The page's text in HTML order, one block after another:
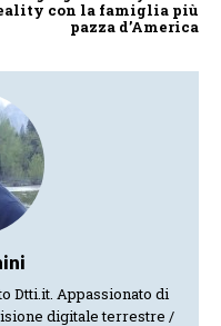
con la famiglia più
pazza d’America
Dtti.it. Appassionato di
digitale terrestre /